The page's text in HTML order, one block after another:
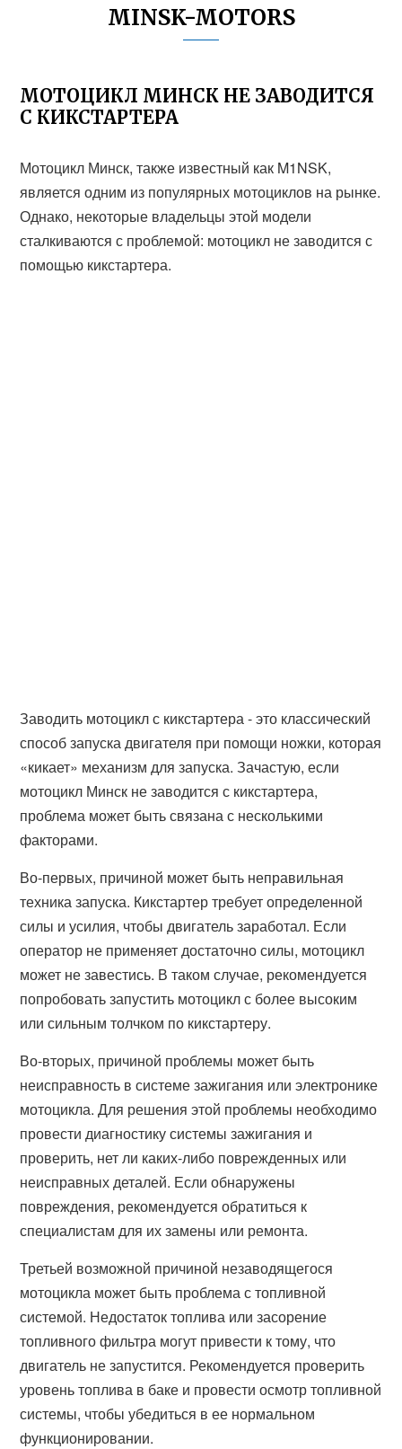
MINSK-MOTORS
МОТОЦИКЛ МИНСК НЕ ЗАВОДИТСЯ
С КИКСТАРТЕРА
Мотоцикл Минск, также известный как M1NSK,
является одним из популярных мотоциклов на рынке.
Однако, некоторые владельцы этой модели
сталкиваются с проблемой: мотоцикл не заводится с
помощью кикстартера.
Заводить мотоцикл с кикстартера - это классический
способ запуска двигателя при помощи ножки, которая
«кикает» механизм для запуска. Зачастую, если
мотоцикл Минск не заводится с кикстартера,
проблема может быть связана с несколькими
факторами.
Во-первых, причиной может быть неправильная
техника запуска. Кикстартер требует определенной
силы и усилия, чтобы двигатель заработал. Если
оператор не применяет достаточно силы, мотоцикл
может не завестись. В таком случае, рекомендуется
попробовать запустить мотоцикл с более высоким
или сильным толчком по кикстартеру.
Во-вторых, причиной проблемы может быть
неисправность в системе зажигания или электронике
мотоцикла. Для решения этой проблемы необходимо
провести диагностику системы зажигания и
проверить, нет ли каких-либо поврежденных или
неисправных деталей. Если обнаружены
повреждения, рекомендуется обратиться к
специалистам для их замены или ремонта.
Третьей возможной причиной незаводящегося
мотоцикла может быть проблема с топливной
системой. Недостаток топлива или засорение
топливного фильтра могут привести к тому, что
двигатель не запустится. Рекомендуется проверить
уровень топлива в баке и провести осмотр топливной
системы, чтобы убедиться в ее нормальном
функционировании.